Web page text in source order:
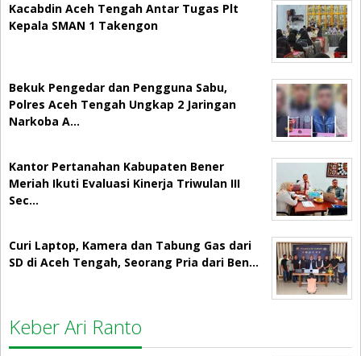
Kacabdin Aceh Tengah Antar Tugas Plt
Kepala SMAN 1 Takengon
Bekuk Pengedar dan Pengguna Sabu,
Polres Aceh Tengah Ungkap 2 Jaringan
Narkoba A…
Kantor Pertanahan Kabupaten Bener
Meriah Ikuti Evaluasi Kinerja Triwulan III
Sec…
Curi Laptop, Kamera dan Tabung Gas dari
SD di Aceh Tengah, Seorang Pria dari Ben…
Keber Ari Ranto